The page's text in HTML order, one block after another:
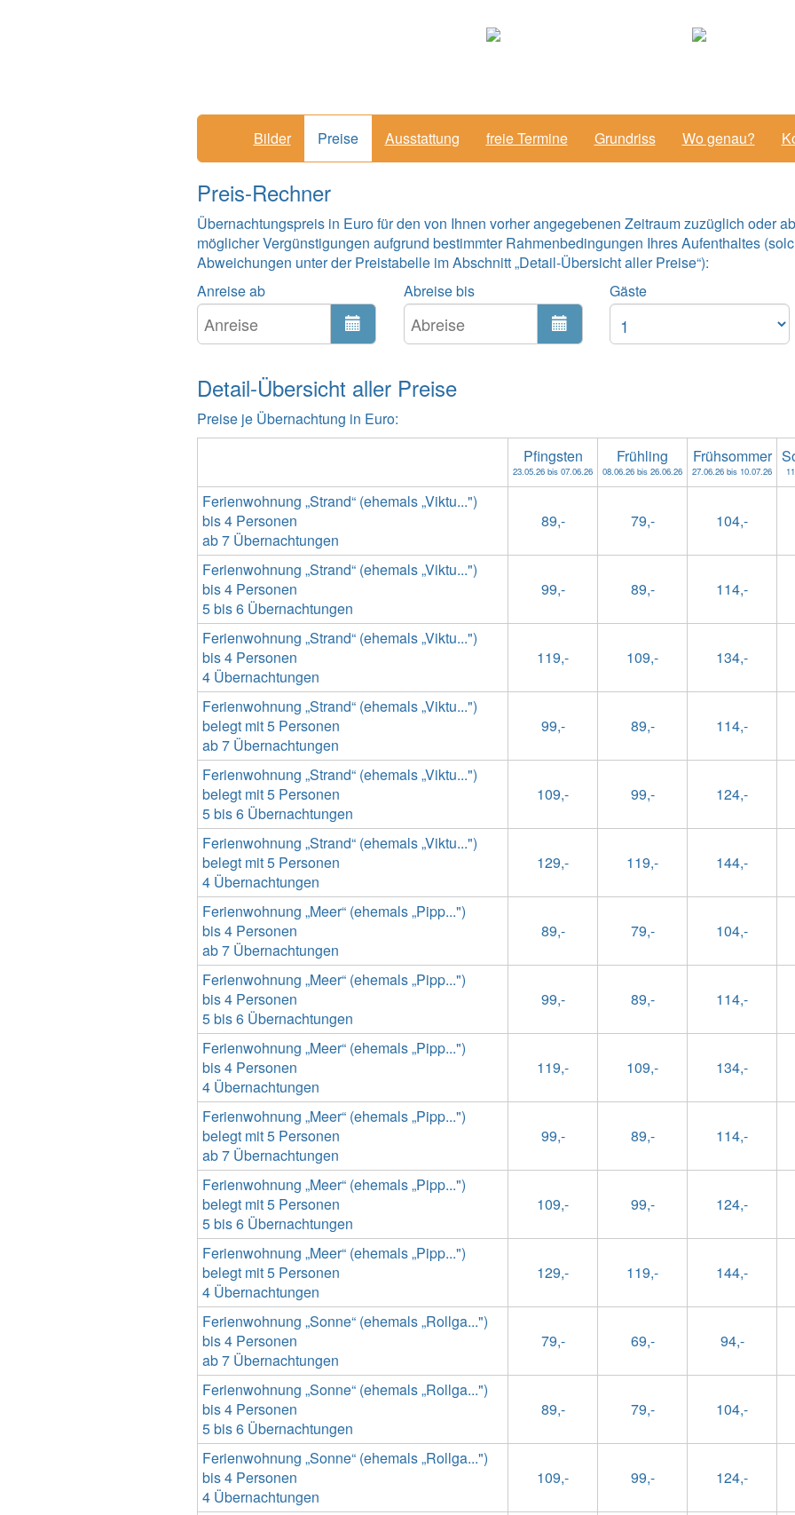
Bilder Preise Ausstattung freie Termine Grundriss Wo genau?
Preis-Rechner
Übernachtungspreis in Euro für den von Ihnen vorher angegebenen Zeitraum zuzüglich oder
möglicher Vergünstigungen aufgrund bestimmter Rahmenbedingungen Ihres Aufenthaltes
Abweichungen unter der Preistabelle im Abschnitt „Detail-Übersicht aller Preise“):
Anreise ab
Abreise bis Gäste
Detail-Übersicht aller Preise
Preise je Übernachtung in Euro:
Ferienwohnung „Strand“ (ehemals „Viktu...")
bis 4 Personen
ab 7 Übernachtungen
Ferienwohnung „Strand“ (ehemals „Viktu...")
bis 4 Personen
5 bis 6 Übernachtungen
Ferienwohnung „Strand“ (ehemals „Viktu...")
bis 4 Personen
4 Übernachtungen
Ferienwohnung „Strand“ (ehemals „Viktu...")
belegt mit 5 Personen
ab 7 Übernachtungen
Ferienwohnung „Strand“ (ehemals „Viktu...")
belegt mit 5 Personen
5 bis 6 Übernachtungen
Ferienwohnung „Strand“ (ehemals „Viktu...")
belegt mit 5 Personen
4 Übernachtungen
Ferienwohnung „Meer“ (ehemals „Pipp...")
bis 4 Personen
ab 7 Übernachtungen
Ferienwohnung „Meer“ (ehemals „Pipp...")
bis 4 Personen
5 bis 6 Übernachtungen
Ferienwohnung „Meer“ (ehemals „Pipp...")
bis 4 Personen
4 Übernachtungen
Ferienwohnung „Meer“ (ehemals „Pipp...")
belegt mit 5 Personen
ab 7 Übernachtungen
Ferienwohnung „Meer“ (ehemals „Pipp...")
belegt mit 5 Personen
5 bis 6 Übernachtungen
Ferienwohnung „Meer“ (ehemals „Pipp...")
belegt mit 5 Personen
4 Übernachtungen
Ferienwohnung „Sonne“ (ehemals „Rollga...")
bis 4 Personen
ab 7 Übernachtungen
Ferienwohnung „Sonne“ (ehemals „Rollga...")
bis 4 Personen
5 bis 6 Übernachtungen
Ferienwohnung „Sonne“ (ehemals „Rollga...")
bis 4 Personen
4 Übernachtungen
Pfingsten
23.05.26 bis 07.06.26
Frühling
08.06.26 bis 26.06.26
Frühsommer
27.06.26 bis 10.07.26
89,- 79,- 104,-
99,- 89,- 114,-
119,- 109,- 134,-
99,- 89,- 114,-
109,- 99,- 124,-
129,- 119,- 144,-
89,- 79,- 104,-
99,- 89,- 114,-
119,- 109,- 134,-
99,- 89,- 114,-
109,- 99,- 124,-
129,- 119,- 144,-
79,- 69,- 94,-
89,- 79,- 104,-
109,- 99,- 124,-